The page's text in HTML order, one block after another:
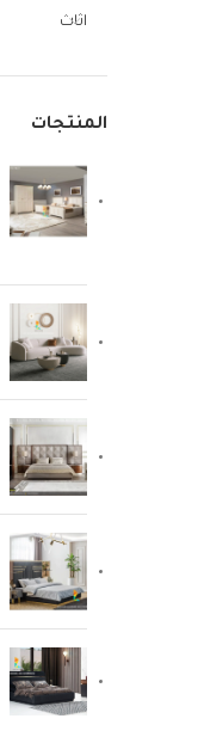
اثاث
المنتجات